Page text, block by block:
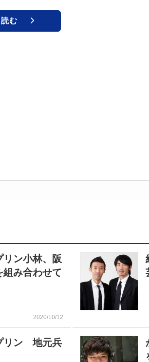
む
リン小林、阪
組み合わせて
2020/10/12
リン 地元兵